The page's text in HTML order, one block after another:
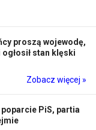
proszą wojewodę,
stan klęski
Zobacz więcej »
PiS, partia